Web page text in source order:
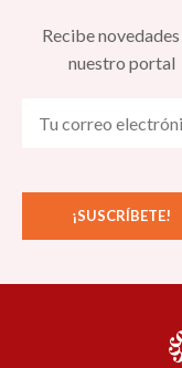
Recibe
nuestro portal